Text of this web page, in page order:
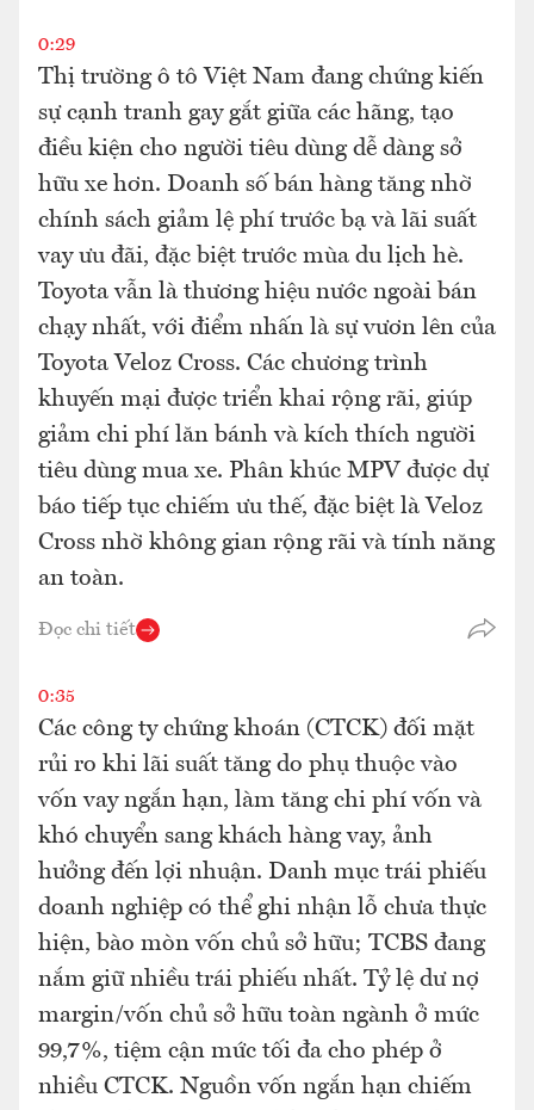
0:29
Thị trường ô tô Việt Nam đang chứng kiến
sự cạnh tranh gay gắt giữa các hãng, tạo
điều kiện cho người tiêu dùng dễ dàng sở
hữu xe hơn. Doanh số bán hàng tăng nhờ
chính sách giảm lệ phí trước bạ và lãi suất
vay ưu đãi, đặc biệt trước mùa du lịch hè.
Toyota vẫn là thương hiệu nước ngoài bán
chạy nhất, với điểm nhấn là sự vươn lên của
Toyota Veloz Cross. Các chương trình
khuyến mại được triển khai rộng rãi, giúp
giảm chi phí lăn bánh và kích thích người
tiêu dùng mua xe. Phân khúc MPV được dự
báo tiếp tục chiếm ưu thế, đặc biệt là Veloz
Cross nhờ không gian rộng rãi và tính năng
an toàn.
Đọc chi tiết
0:35
Các công ty chứng khoán (CTCK) đối mặt
rủi ro khi lãi suất tăng do phụ thuộc vào
vốn vay ngắn hạn, làm tăng chi phí vốn và
khó chuyển sang khách hàng vay, ảnh
hưởng đến lợi nhuận. Danh mục trái phiếu
doanh nghiệp có thể ghi nhận lỗ chưa thực
hiện, bào mòn vốn chủ sở hữu; TCBS đang
nắm giữ nhiều trái phiếu nhất. Tỷ lệ dư nợ
margin/vốn chủ sở hữu toàn ngành ở mức
99,7%, tiệm cận mức tối đa cho phép ở
nhiều CTCK. Nguồn vốn ngắn hạn chiếm